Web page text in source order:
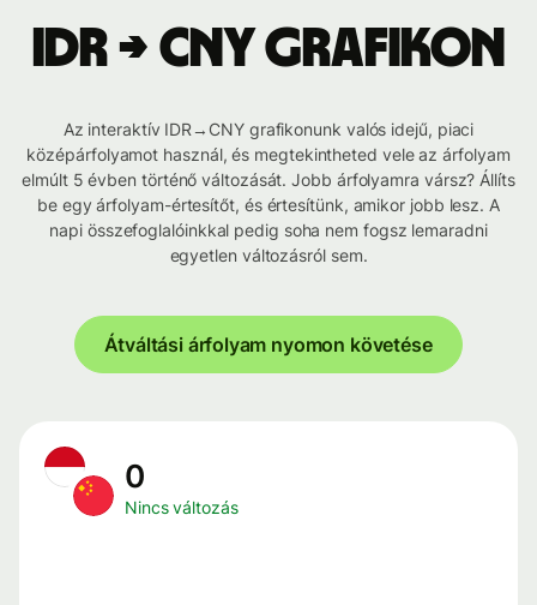
IDR → CNY grafikon
Az interaktív IDR→CNY grafikonunk valós idejű, piaci
középárfolyamot használ, és megtekintheted vele az árfolyam
elmúlt 5 évben történő változását. Jobb árfolyamra vársz? Állíts
be egy árfolyam-értesítőt, és értesítünk, amikor jobb lesz. A
napi összefoglalóinkkal pedig soha nem fogsz lemaradni
egyetlen változásról sem.
Átváltási árfolyam nyomon követése
0
Nincs változás